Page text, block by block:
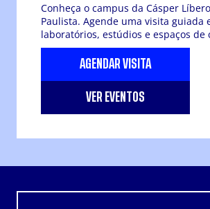
Conheça o campus da Cásper
Paulista. Agende uma visita guiada
laboratórios, estúdios e espaços de
AGENDAR VISITA
VER EVENTOS